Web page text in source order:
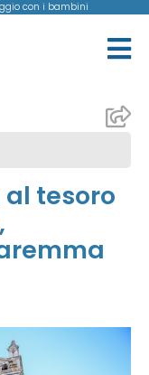
con i bambini
al tesoro